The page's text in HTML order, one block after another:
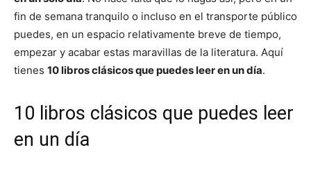
fin de semana tranquilo o incluso en el transporte público
puedes, en un espacio relativamente breve de tiempo,
empezar y acabar estas maravillas de la literatura. Aquí
tienes 10 libros clásicos que puedes leer en un día.
10 libros clásicos que puedes leer
en un día